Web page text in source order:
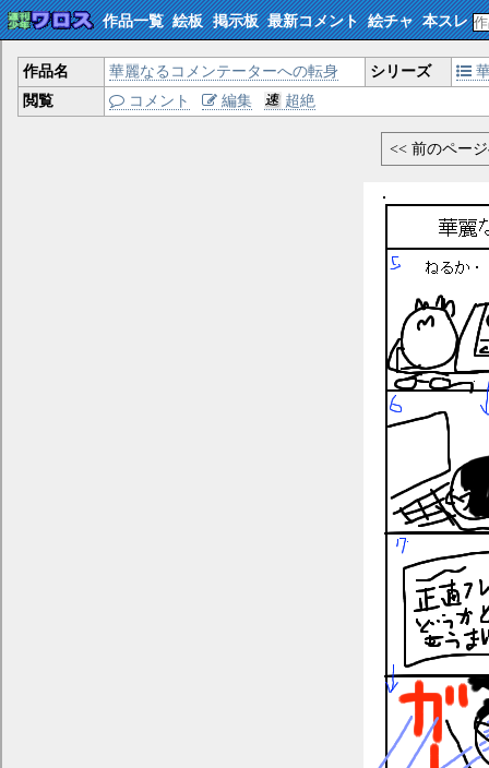
作品一覧 絵板 掲示板 最新コメント 絵チャ 本スレ
作品名 華麗なるコメンテーターへの転身 シリーズ
閲覧
コメント 編集 超絶
<< 前のペー